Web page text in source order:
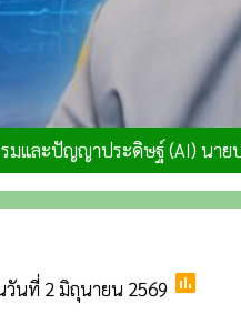
มและปัญญาประดิษฐ์ (AI) นา
วันที่ 2 มิถุนายน 2569 poll